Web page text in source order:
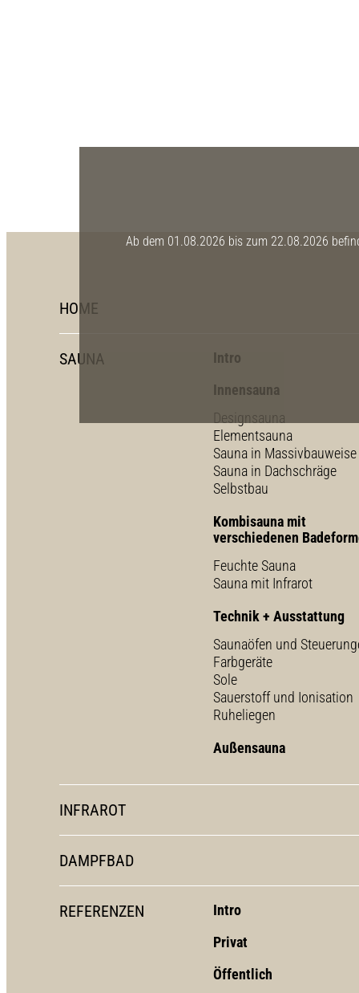
HOME
SAUNA
Intro
Innensauna
Designsauna
Elementsauna
Sauna in Massivbauweise
Sauna in Dachschräge
Selbstbau
Kombisauna mit
verschiedenen
Feuchte Sauna
Sauna mit Infrarot
Technik + Ausstattung
Saunaöfen und
Farbgeräte
Sole
Sauerstoff und Ionisation
Ruheliegen
Außensauna
INFRAROT
DAMPFBAD
REFERENZEN
Intro
Privat
Öffentlich
Ab dem 01.08.2026 bis zum 22.08.2026